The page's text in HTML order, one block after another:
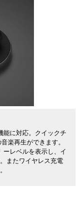
能に対応。クイックチ
楽再生ができます。
ーレベルを表示し、イ
またワイヤレス充電